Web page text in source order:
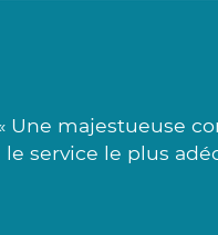
Une majestueuse
le service le plus